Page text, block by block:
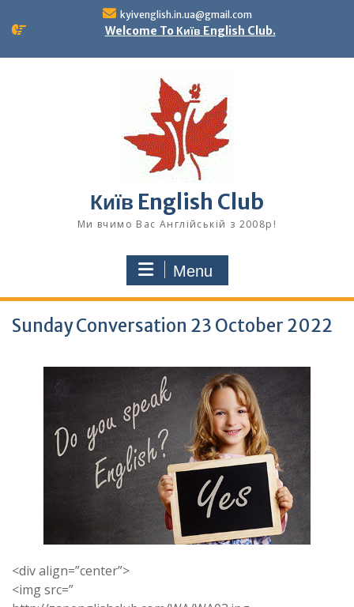
kyivenglish.in.ua@gmail.com
Welcome To Київ English Club.
Київ English Club
Ми вчимо Вас Англійській з 2008р!
Menu
Sunday Conversation 23 October 2022
<div align=”center”>
<img src=”